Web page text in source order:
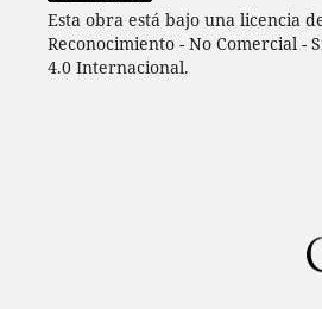
Esta obra está bajo una licencia
Reconocimiento - No Comercial -
4.0 Internacional.